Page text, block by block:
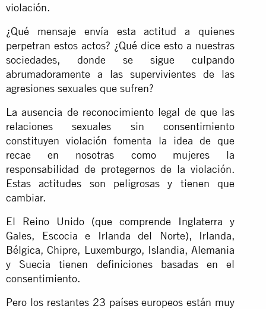
violación.
¿Qué mensaje envía esta actitud a quienes
perpetran estos actos? ¿Qué dice esto a nuestras
sociedades, donde se sigue culpando
abrumadoramente a las supervivientes de las
agresiones sexuales que sufren?
La ausencia de reconocimiento legal de que las
relaciones sexuales sin consentimiento
constituyen violación fomenta la idea de que
recae en nosotras como mujeres la
responsabilidad de protegernos de la violación.
Estas actitudes son peligrosas y tienen que
cambiar.
El Reino Unido (que comprende Inglaterra y
Gales, Escocia e Irlanda del Norte), Irlanda,
Bélgica, Chipre, Luxemburgo, Islandia, Alemania
y Suecia tienen definiciones basadas en el
consentimiento.
Pero los restantes 23 países europeos están muy